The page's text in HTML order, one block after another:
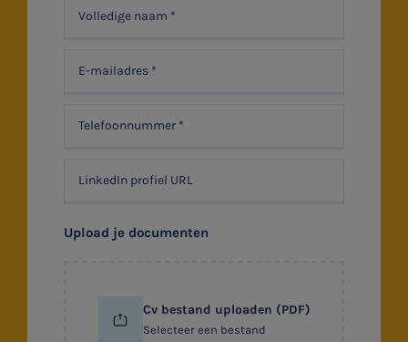
Accountancy
Audit
Upload je documenten
Cv bestand uploaden (PDF)
Selecteer een bestand